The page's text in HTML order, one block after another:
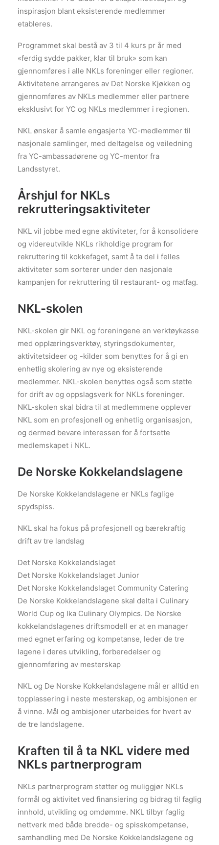
inspirasjon blant eksisterende medlemmer
etableres.
Programmet skal bestå av 3 til 4 kurs pr år med
«ferdig sydde pakker, klar til bruk» som kan
gjennomføres i alle NKLs foreninger eller regioner.
Aktivitetene arrangeres av Det Norske Kjøkken og
gjennomføres av NKLs medlemmer eller partnere
eksklusivt for YC og NKLs medlemmer i regionen.
NKL ønsker å samle engasjerte YC-medlemmer til
nasjonale samlinger, med deltagelse og veiledning
fra YC-ambassadørene og YC-mentor fra
Landsstyret.
Årshjul for NKLs
rekrutteringsaktiviteter
NKL vil jobbe med egne aktiviteter, for å konsolidere
og videreutvikle NKLs rikholdige program for
rekruttering til kokkefaget, samt å ta del i felles
aktiviteter som sorterer under den nasjonale
kampanjen for rekruttering til restaurant- og matfag.
NKL-skolen
NKL-skolen gir NKL og foreningene en verktøykasse
med opplæringsverktøy, styringsdokumenter,
aktivitetsideer og -kilder som benyttes for å gi en
enhetlig skolering av nye og eksisterende
medlemmer. NKL-skolen benyttes også som støtte
for drift av og oppslagsverk for NKLs foreninger.
NKL-skolen skal bidra til at medlemmene opplever
NKL som en profesjonell og enhetlig organisasjon,
og dermed bevare interessen for å fortsette
medlemskapet i NKL.
De Norske Kokkelandslagene
De Norske Kokkelandslagene er NKLs faglige
spydspiss.
NKL skal ha fokus på profesjonell og bærekraftig
drift av tre landslag
Det Norske Kokkelandslaget
Det Norske Kokkelandslaget Junior
Det Norske Kokkelandslaget Community Catering
De Norske Kokkelandslagene skal delta i Culinary
World Cup og Ika Culinary Olympics. De Norske
kokkelandslagenes driftsmodell er at en manager
med egnet erfaring og kompetanse, leder de tre
lagene i deres utvikling, forberedelser og
gjennomføring av mesterskap
NKL og De Norske Kokkelandslagene mål er alltid en
topplassering i neste mesterskap, og ambisjonen er
å vinne. Mål og ambisjoner utarbeides for hvert av
de tre landslagene.
Kraften til å ta NKL videre med
NKLs partnerprogram
NKLs partnerprogram støtter og muliggjør NKLs
formål og aktivitet ved finansiering og bidrag til faglig
innhold, utvikling og omdømme. NKL tilbyr faglig
nettverk med både bredde- og spisskompetanse,
samhandling med De Norske Kokkelandslagene og